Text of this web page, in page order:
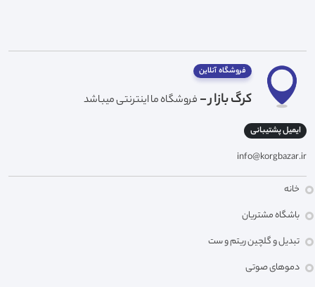
فروشگاه آنلاین
کرگ بازار - فروشگاه ما اینترنتی میباشد
ایمیل پشتیبانی
info@korgbazar.ir
خانه
باشگاه مشتریان
تبدیل و گلچین ریتم و ست
دموهای صوتی